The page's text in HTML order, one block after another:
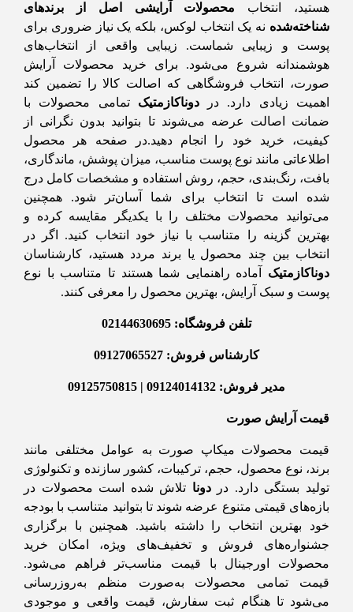
هستید، انتخاب محصولات آرایشی اصل از برندهای
شناخته‌شده نه یک انتخاب لوکس، بلکه یک نیاز ضروری برای
پوست و زیبایی شماست. زیبایی واقعی از انتخاب‌های
هوشمندانه شروع می‌شود. برای خرید محصولات آرایش
صورت، انتخاب فروشگاهی که اصالت کالا را تضمین کند
اهمیت زیادی دارد. دردوناکازمتیک تمامی محصولات با
ضمانت اصالت عرضه می‌شوند تا بتوانید بدون نگرانی از
کیفیت، خرید خود را انجام دهید.در صفحه هر محصول
اطلاعاتی مانند نوع پوست مناسب، میزان پوشش، ماندگاری،
بافت، رنگ‌بندی، حجم، روش استفاده و مشخصات کامل درج
شده است تا انتخاب برای شما آسان‌تر شود. همچنین
می‌توانید محصولات مختلف را با یکدیگر مقایسه کرده و
بهترین گزینه را متناسب با نیاز خود انتخاب کنید. اگر در
انتخاب بین چند محصول یا برند مردد هستید، کارشناسان
دوناکازمتیک آماده راهنمایی شما هستند تا متناسب با نوع
پوست و سبک آرایش، بهترین محصول را معرفی کنند.
تلفن فروشگاه: 02144630695
کارشناس فروش: 09127065527
مدیر فروش: 09124014132 | 09125750815
قیمت آرایش صورت
قیمت محصولات میکاپ صورت به عوامل مختلفی مانند
برند، نوع محصول، حجم، ترکیبات، کشور سازنده و تکنولوژی
تولید بستگی دارد. دردونا تلاش شده است محصولات در
بازه‌های قیمتی متنوع عرضه شوند تا بتوانید متناسب با بودجه
خود بهترین انتخاب را داشته باشید. همچنین با برگزاری
جشنواره‌های فروش و تخفیف‌های ویژه، امکان خرید
محصولات اورجینال با قیمت مناسب‌تر فراهم می‌شود.
قیمت تمامی محصولات به‌صورت منظم به‌روزرسانی
می‌شود تا هنگام ثبت سفارش، قیمت واقعی و موجودی